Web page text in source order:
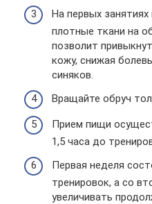
На первых
плотные ткани на
позволит
кожу, снижая
синяков.
Вращайте обруч
Прием пищи
1,5 часа до
Первая неделя
тренировок, а со
увеличивать